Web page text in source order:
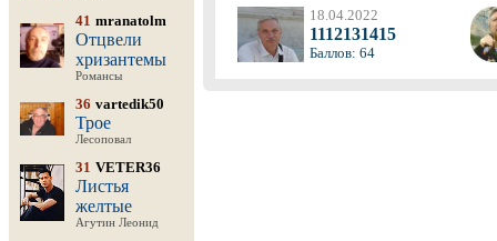
41 mranatolm
Отцвели
хризантемы
Романсы
36 vartedik50
Трое
Лесоповал
31 VETER36
Листья
желтые
Агутин Леонид
18.04.2022
1112131415
Баллов: 64